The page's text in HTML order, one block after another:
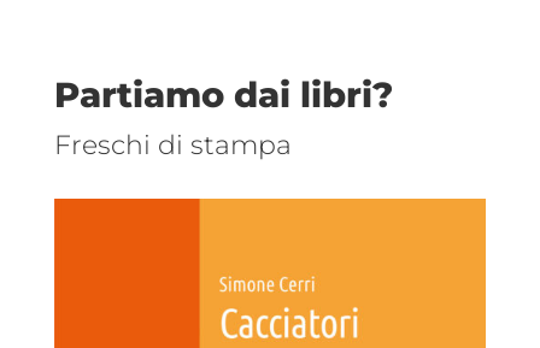
Partiamo dai libri?
Freschi di stampa